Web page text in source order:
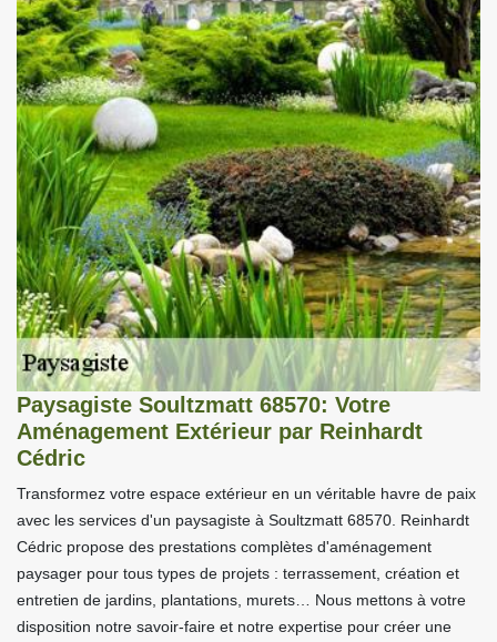
Paysagiste Soultzmatt 68570: Votre
Aménagement Extérieur par Reinhardt
Cédric
Transformez votre espace extérieur en un véritable havre de paix
avec les services d'un paysagiste à Soultzmatt 68570. Reinhardt
Cédric propose des prestations complètes d'aménagement
paysager pour tous types de projets : terrassement, création et
entretien de jardins, plantations, murets… Nous mettons à votre
disposition notre savoir-faire et notre expertise pour créer une